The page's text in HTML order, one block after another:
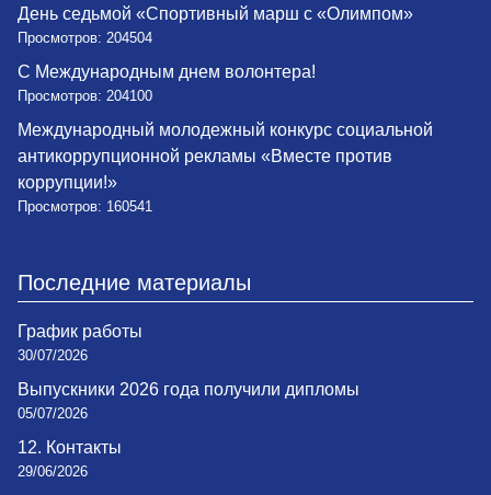
День седьмой «Спортивный марш с «Олимпом»
Просмотров: 204504
С Международным днем волонтера!
Просмотров: 204100
Международный молодежный конкурс социальной
антикоррупционной рекламы «Вместе против
коррупции!»
Просмотров: 160541
Последние материалы
График работы
30/07/2026
Выпускники 2026 года получили дипломы
05/07/2026
12. Контакты
29/06/2026